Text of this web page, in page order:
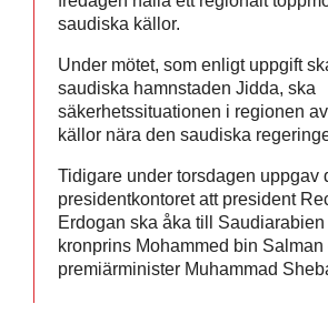
saudiska källor.
Under mötet, som enligt uppgift
saudiska hamnstaden Jidda, ska
säkerhetssituationen i regionen
källor nära den saudiska
Tidigare under torsdagen uppgav
presidentkontoret att president
Erdogan ska åka till Saudiarabien
kronprins Mohammed bin
premiärminister Muhammad